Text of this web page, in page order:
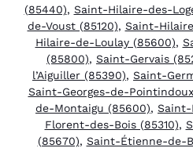
(85440), Saint-Hilaire-des-
de-Voust (85120), Saint-
Hilaire-de-Loulay (85600),
(85800), Saint-Gervais
l’Aiguiller (85390), Saint-
Saint-Georges-de-
de-Montaigu (85600), Saint-
Florent-des-Bois (85310),
(85670), Saint-Étienne-de-